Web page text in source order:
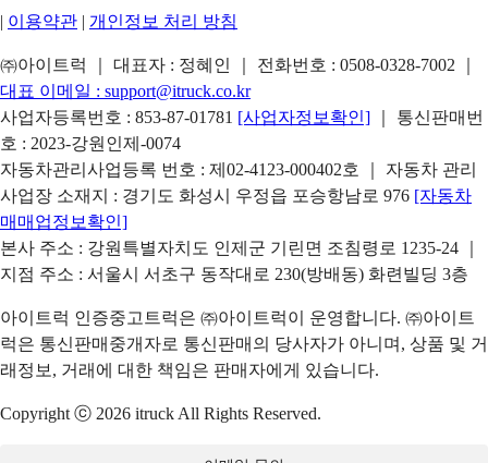
| 이용약관 | 개인정보 처리 방침
㈜아이트럭 ｜ 대표자 : 정혜인 ｜ 전화번호 : 0508-0328-7002
대표 이메일 : support@itruck.co.kr
사업자등록번호 : 853-87-01781 [사업자정보확인]
｜ 통신판매번
호 : 2023-강원인제-0074
자동차관리사업등록 번호 : 제02-4123-000402호 ｜ 자동차 관리
사업장 소재지 : 경기도 화성시 우정읍 포승항남로 976 [자동차
매매업정보확인]
본사 주소 : 강원특별자치도 인제군 기린면 조침령로 1235-24 ｜
지점 주소 : 서울시 서초구 동작대로 230(방배동) 화련빌딩 3층
아이트럭 인증중고트럭은 ㈜아이트럭이 운영합니다. ㈜아이트
럭은 통신판매중개자로 통신판매의 당사자가 아니며, 상품 및 거
래정보, 거래에 대한 책임은 판매자에게 있습니다.
Copyright ⓒ 2026 itruck All Rights Reserved.